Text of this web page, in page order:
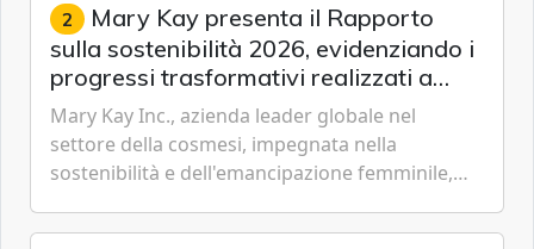
2 Mary Kay presenta il Rapporto
sulla sostenibilità 2026, evidenziando i
progressi trasformativi realizzati a
livello globale nelle sfere sociale,
economica e ambientale
Mary Kay Inc., azienda leader globale nel
settore della cosmesi, impegnata nella
sostenibilità e dell'emancipazione femminile,
sostenibilità 2026, una panora...